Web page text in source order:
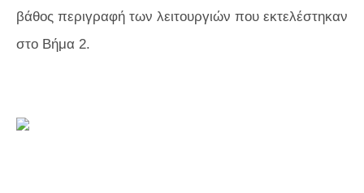
βάθος περιγραφή των λειτουργιών που εκτελέστηκαν
στο Βήμα 2.